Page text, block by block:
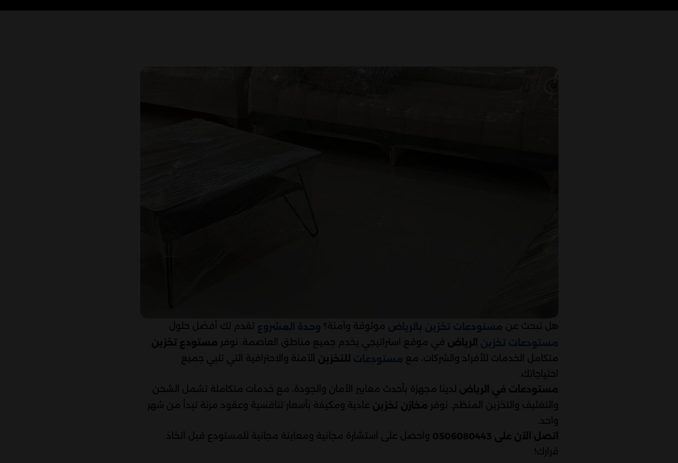
هل تبحث عن موثوقة وآمنة؟
تقدم لك أفضل حلول
الرياض في موقع استراتيجي يخدم جميع مناطق العاصمة. نوفر مستودع تخزين
متكامل الخدمات للأفراد والشركات، مع
للتخزين الآمنة والاحترافية التي تلبي جميع
احتياجاتك.
مستودعات في الرياض لدينا مجهزة بأحدث معايير الأمان والجودة، مع خدمات متكاملة تشمل الشحن
والتغليف والتخزين المنظم. نوفر مخازن تخزين عادية ومكيفة بأسعار تنافسية وعقود مرنة تبدأ من شهر
واحد.
اتصل الآن على 0506080443
واحصل على استشارة مجانية ومعاينة مجانية للمستودع قبل اتخاذ
قرارك!